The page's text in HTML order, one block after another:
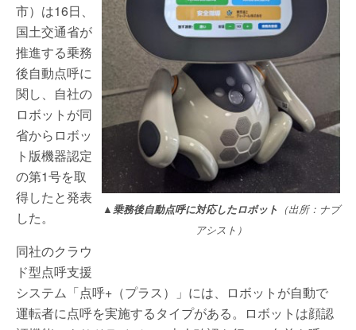
▲乗務後自動点呼に対応したロボット （出所：ナブ
アシスト）
市）は16日、
国土交通省が
推進する乗務
後自動点呼に
関し、自社の
ロボットが同
省からロボッ
ト版機器認定
の第1号を取
得したと発表
した。
同社のクラウ
ド型点呼支援
システム「点呼+（プラス）」には、ロボットが自動で
運転者に点呼を実施するタイプがある。ロボットは顔認